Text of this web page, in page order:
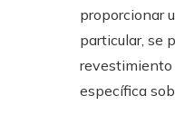
proporcionar
particular, se
específica